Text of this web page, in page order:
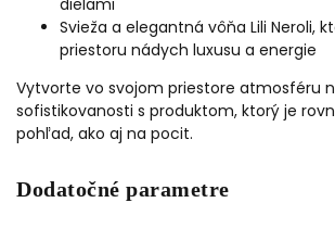
dielami
Svieža a elegantná vôňa Lili Neroli,
priestoru nádych luxusu a energie
Vytvorte vo svojom priestore atmosféru
sofistikovanosti s produktom, ktorý je
pohľad, ako aj na pocit.
Dodatočné parametre